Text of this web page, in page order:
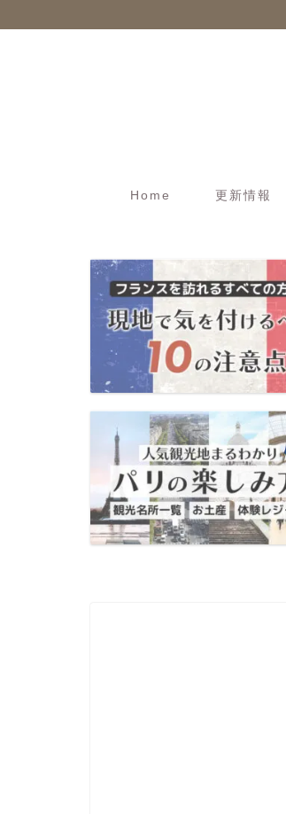
Home 更新情報